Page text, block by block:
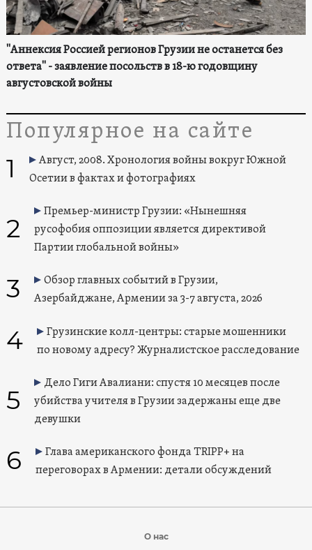
"Аннексия Россией регионов Грузии не останется без
ответа" - заявление посольств в 18-ю годовщину
августовской войны
Популярное на сайте
1
Август, 2008. Хронология войны вокруг Южной
Осетии в фактах и фотографиях
2
Премьер-министр Грузии: «Нынешняя
русофобия оппозиции является директивой
Партии глобальной войны»
3
Обзор главных событий в Грузии,
Азербайджане, Армении за 3-7 августа, 2026
4
Грузинские колл-центры: старые мошенники
по новому адресу? Журналистское расследование
5
Дело Гиги Авалиани: спустя 10 месяцев после
убийства учителя в Грузии задержаны еще две
девушки
6
Глава американского фонда TRIPP+ на
переговорах в Армении: детали обсуждений
О нас